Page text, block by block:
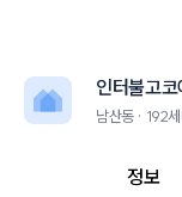
남산동 인터불
인터불고코아시스(도
2026년 8월 7일 기준 8
인근 학군으로는 대구
최고 17층, 용적률
인터불고
남산동 · 192
정보